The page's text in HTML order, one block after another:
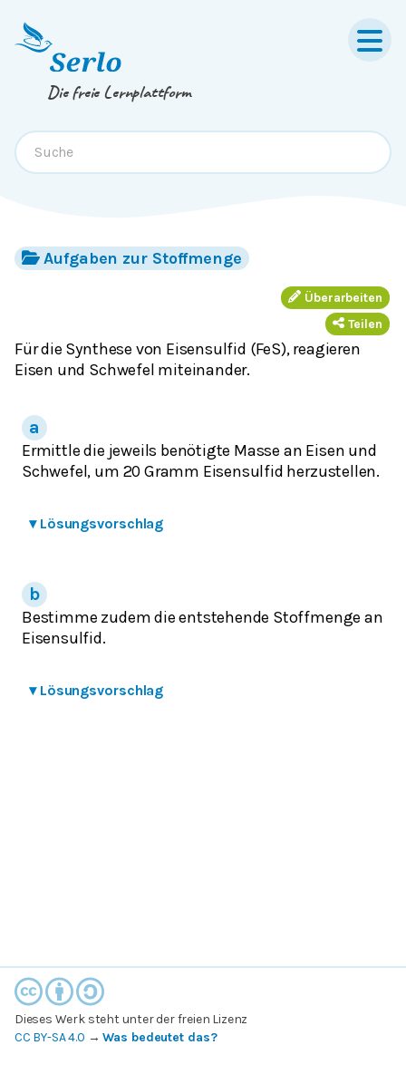
Springe zum
Die freie Lernplattform
Aufgaben zur Stoffmenge
Überarbeiten
Teilen
Für die Synthese von Eisensulfid (FeS), reagieren
Eisen und Schwefel miteinander.
Ermittle die jeweils benötigte Masse an Eisen und
Schwefel, um 20 Gramm Eisensulfid herzustellen.
▾ Lösungsvorschlag
Bestimme zudem die entstehende Stoffmenge an
Eisensulfid.
▾ Lösungsvorschlag
Dieses Werk steht unter der freien Lizenz
CC BY-SA 4.0 →Was bedeutet das?